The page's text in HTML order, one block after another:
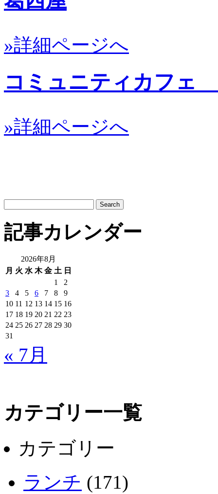
»詳細ページへ
コミュニティカフェ
»詳細ページへ
ト
内
検
記事カレンダー
2026年8月
月 火 水 木 金 土 日
1
2
3
4 5 6 7 8
9
10 11 12 13 14 15 16
17 18 19 20 21 22 23
24 25 26 27 28 29 30
31
« 7月
カテゴリー一覧
カテゴリー
ランチ (171)